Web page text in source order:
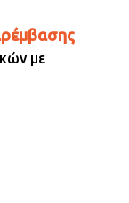
με